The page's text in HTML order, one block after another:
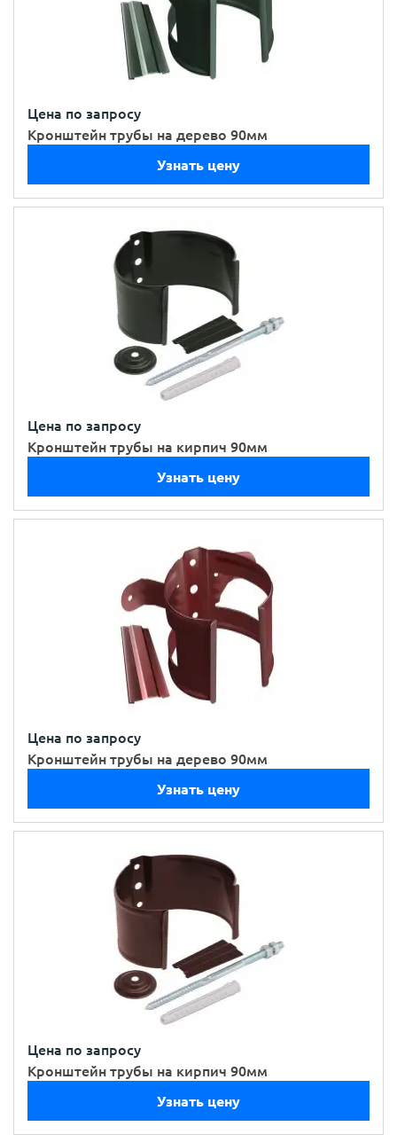
Цена по запросу
Кронштейн трубы на дерево 90мм
Узнать цену
Цена по запросу
Кронштейн трубы на кирпич 90мм
Узнать цену
Цена по запросу
Кронштейн трубы на дерево 90мм
Узнать цену
Цена по запросу
Кронштейн трубы на кирпич 90мм
Узнать цену